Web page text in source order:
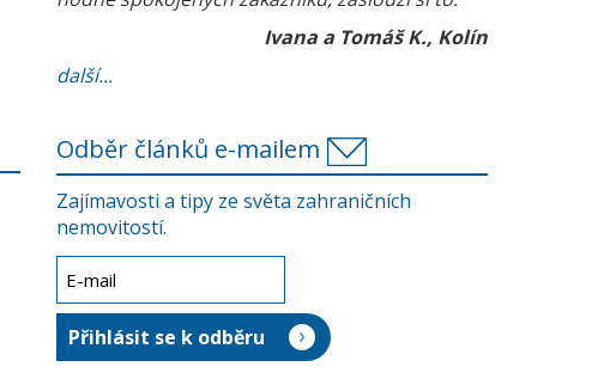
Ivana a Tomáš K., Kolín
další...
Odběr článků e-mailem
Zajímavosti a tipy ze světa zahraničních
nemovitostí.